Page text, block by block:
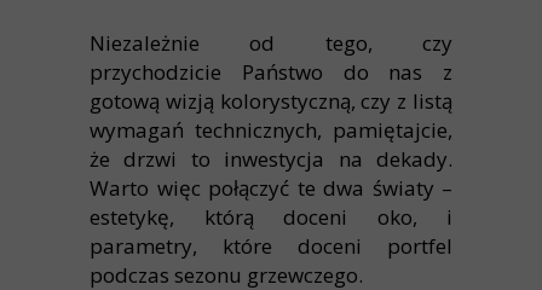
Niezależnie od tego, czy
przychodzicie Państwo do nas z
gotową wizją kolorystyczną, czy z listą
wymagań technicznych, pamiętajcie,
że drzwi to inwestycja na dekady.
Warto więc połączyć te dwa światy –
estetykę, którą doceni oko, i
parametry, które doceni portfel
podczas sezonu grzewczego.